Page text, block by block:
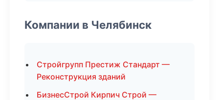
Компании в Челябинск
Стройгрупп Престиж Стандарт —
Реконструкция зданий
БизнесСтрой Кирпич Строй —